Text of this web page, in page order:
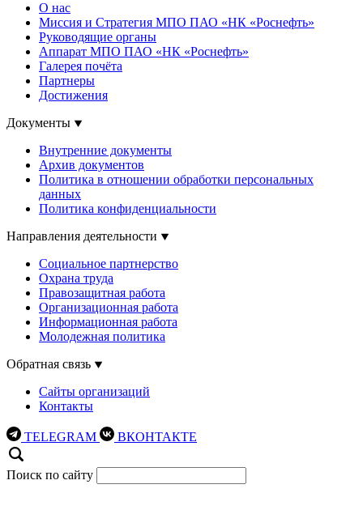
О нас
Миссия и Стратегия МПО ПАО «НК «Роснефть»
Руководящие органы
Аппарат МПО ПАО «НК «Роснефть»
Галерея почёта
Партнеры
Достижения
Документы
Внутренние документы
Архив документов
Политика в отношении обработки персональных
данных
Политика конфиденциальности
Направления деятельности
Социальное партнерство
Охрана труда
Правозащитная работа
Организационная работа
Информационная работа
Молодежная политика
Обратная связь
Сайты организаций
Контакты
TELEGRAM ВКОНТАКТЕ
Поиск по сайту